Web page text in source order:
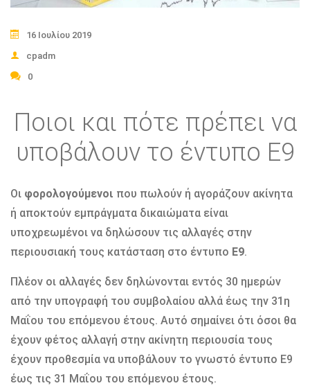
16 Ιουλίου 2019
cpadm
0
Ποιοι και πότε πρέπει να
υποβάλουν το έντυπο Ε9
Οι φορολογούμενοι που πωλούν ή αγοράζουν ακίνητα
ή αποκτούν εμπράγματα δικαιώματα είναι
υποχρεωμένοι να δηλώσουν τις αλλαγές στην
περιουσιακή τους κατάσταση στο έντυπο Ε9.
Πλέον οι αλλαγές δεν δηλώνονται εντός 30 ημερών
από την υπογραφή του συμβολαίου αλλά έως την 31η
Μαΐου του επόμενου έτους. Αυτό σημαίνει ότι όσοι θα
έχουν φέτος αλλαγή στην ακίνητη περιουσία τους
έχουν προθεσμία να υποβάλουν το γνωστό έντυπο Ε9
έως τις 31 Μαΐου του επόμενου έτους.